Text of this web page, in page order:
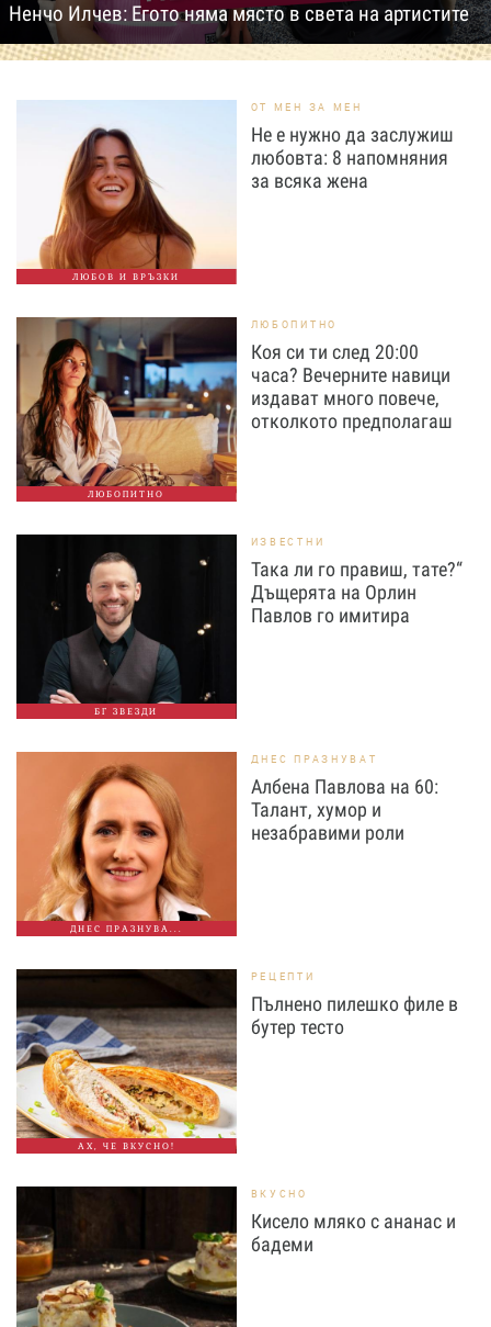
Ненчо Илчев: Егото няма място в света на артистите
ЛЮБОВ И ВРЪЗКИ
ОТ МЕН ЗА МЕН
Не е нужно да заслужиш
любовта: 8 напомняния
за всяка жена
ЛЮБОПИТНО
ЛЮБОПИТНО
Коя си ти след 20:00
часа? Вечерните навици
издават много повече,
отколкото предполагаш
БГ ЗВЕЗДИ
ИЗВЕСТНИ
Така ли го правиш, тате?“
Дъщерята на Орлин
Павлов го имитира
ДНЕС ПРАЗНУВА...
ДНЕС ПРАЗНУВАТ
Албена Павлова на 60:
Талант, хумор и
незабравими роли
АХ, ЧЕ ВКУСНО!
РЕЦЕПТИ
Пълнено пилешко филе в
бутер тесто
ВКУСНО
Кисело мляко с ананас и
бадеми